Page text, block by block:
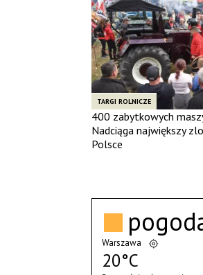
TARGI ROLNICZE
400 zabytkowych
Nadciąga największy
Polsce
Warszawa
20°C